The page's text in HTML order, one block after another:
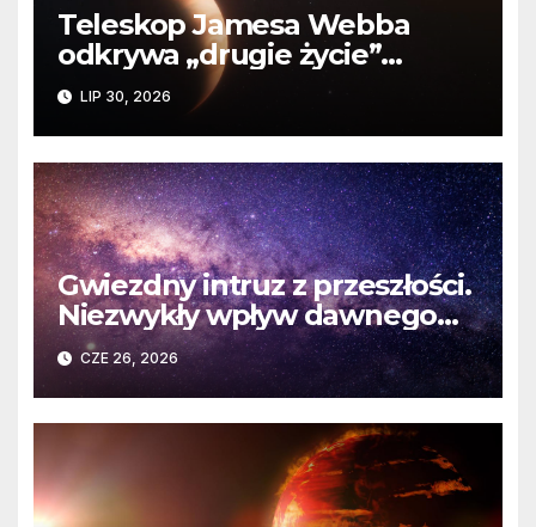
Teleskop Jamesa Webba
odkrywa „drugie życie”
planety krążącej wokół
martwej gwiazdy
LIP 30, 2026
Gwiezdny intruz z przeszłości.
Niezwykły wpływ dawnego
spotkania na komety Układu
Słonecznego
CZE 26, 2026